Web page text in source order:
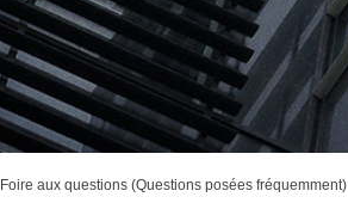
Foire aux questions (Questions posées fréquemment)